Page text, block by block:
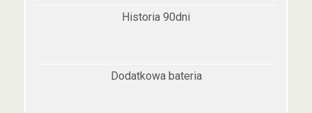
Historia 90dni
Dodatkowa bateria